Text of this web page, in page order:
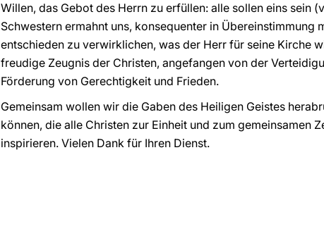
Willen, das Gebot des Herrn zu erfüllen: alle sollen eins sein
Schwestern ermahnt uns, konsequenter in Übereinstimmung
entschieden zu verwirklichen, was der Herr für seine Kirche
freudige Zeugnis der Christen, angefangen von der
Förderung von Gerechtigkeit und Frieden.
Gemeinsam wollen wir die Gaben des Heiligen Geistes
können, die alle Christen zur Einheit und zum gemeinsamen
inspirieren. Vielen Dank für Ihren Dienst.